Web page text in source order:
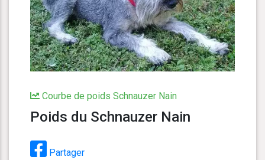
Courbe de poids Schnauzer Nain
Poids du Schnauzer Nain
Partager